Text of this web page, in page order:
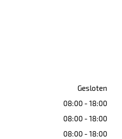
Gesloten
08:00 - 18:00
08:00 - 18:00
08:00 - 18:00